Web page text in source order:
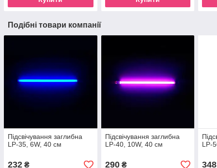
Подібні товари компанії
Підсвічування заглибна
LP-35, 6W, 40 см
232 ₴
Підсвічування заглибна
LP-40, 10W, 40 см
290₴
LP-
348